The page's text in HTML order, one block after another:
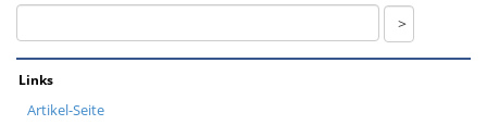
Links
Artikel-Seite